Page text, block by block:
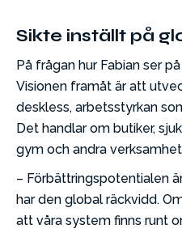
Sikte inställt på
På frågan hur Fabian ser
Visionen framåt är att
deskless, arbetsstyrkan
Det handlar om butiker,
gym och andra
– Förbättringspotentialen
har den global räckvidd.
att våra system finns runt